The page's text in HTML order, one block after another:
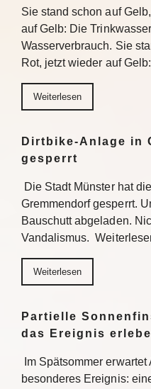
Sie stand schon auf
auf Gelb: Die
Wasserverbrauch. Sie
Rot, jetzt wieder auf
Weiterlesen
Dirtbike-Anlage in
gesperrt
Die Stadt Münster hat
Gremmendorf gesperrt.
Bauschutt abgeladen.
Vandalismus.
Weiterlesen
Partielle
das Ereignis
Im Spätsommer
besonderes Ereignis: